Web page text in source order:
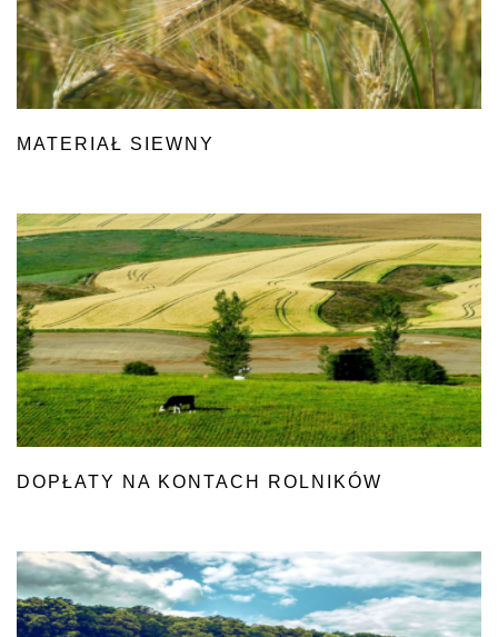
MATERIAŁ SIEWNY
DOPŁATY NA KONTACH ROLNIKÓW